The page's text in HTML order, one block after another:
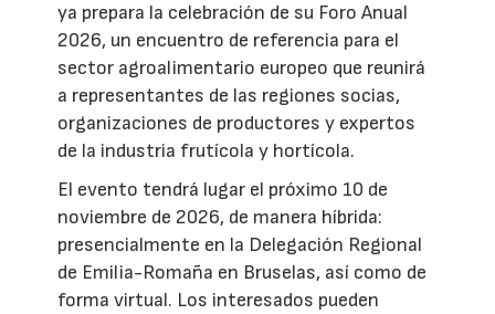
ya prepara la celebración de su Foro Anual
2026, un encuentro de referencia para el
sector agroalimentario europeo que reunirá
a representantes de las regiones socias,
organizaciones de productores y expertos
de la industria frutícola y hortícola.
El evento tendrá lugar el próximo 10 de
noviembre de 2026, de manera híbrida:
presencialmente en la Delegación Regional
de Emilia-Romaña en Bruselas, así como de
forma virtual. Los interesados pueden